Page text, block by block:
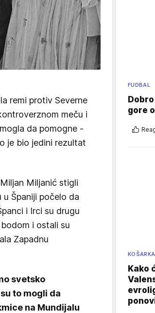
remi protiv Severne
meču i
da pomogne -
je bio jedini rezultat
Miljanić stigli
Španiji počelo da
i Irci su drugu
i ostali su
Zapadnu
svetsko
to mogli da
na Mundijalu
FUDBAL
gore
KOŠARKA
Kako